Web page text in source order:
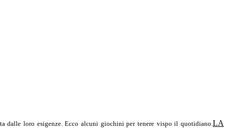
dalle loro esigenze. Ecco alcuni giochini per tenere vispo il quotidiano. LA